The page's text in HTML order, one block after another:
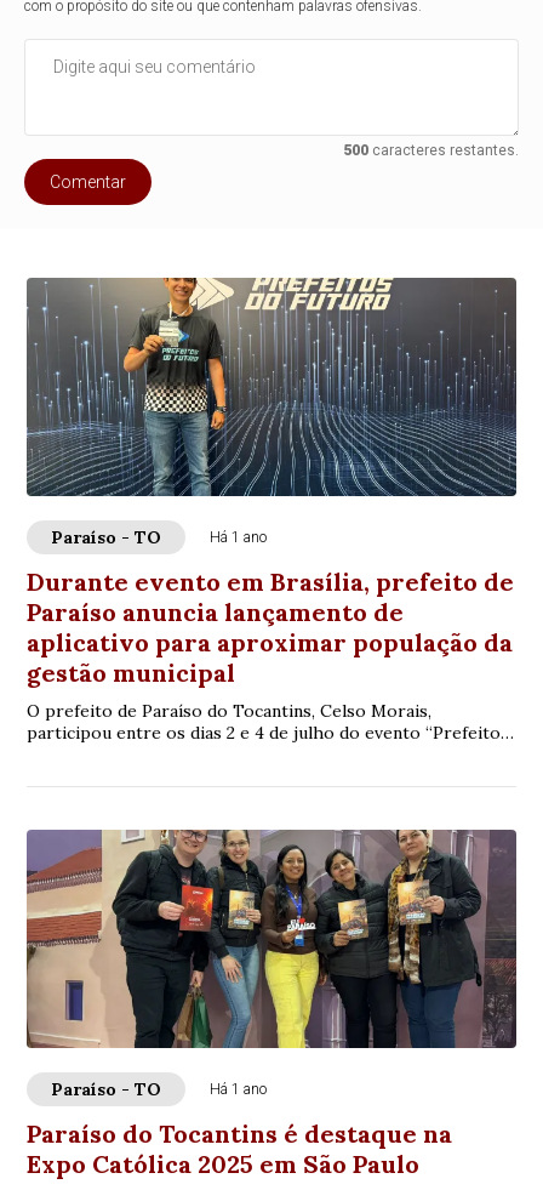
com o propósito do site ou que contenham palavras ofensivas.
500caracteres restantes.
Comentar
Paraíso - TO Há 1 ano
Durante evento em Brasília, prefeito de
Paraíso anuncia lançamento de
aplicativo para aproximar população da
gestão municipal
O prefeito de Paraíso do Tocantins, Celso Morais,
participou entre os dias 2 e 4 de julho do evento “Prefeitos
Paraíso - TO Há 1 ano
Paraíso do Tocantins é destaque na
Expo Católica 2025 em São Paulo